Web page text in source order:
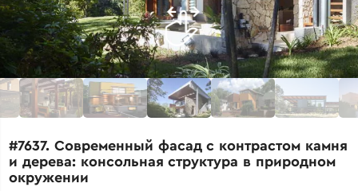
#7637. Современный фасад с контрастом камня
и дерева: консольная структура в природном
окружении